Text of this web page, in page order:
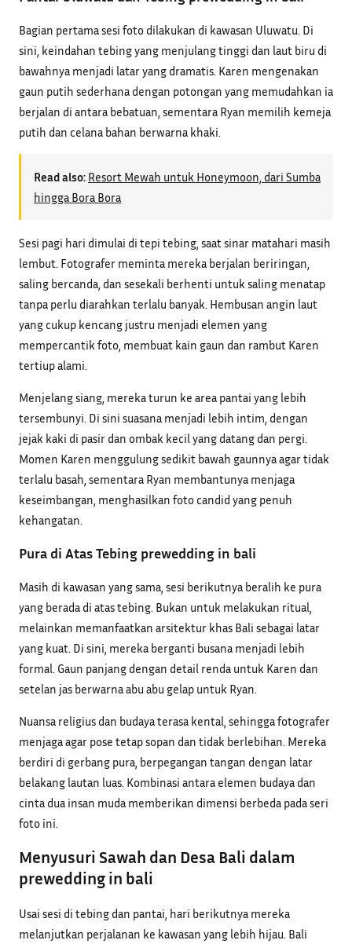
Bagian pertama sesi foto dilakukan di kawasan Uluwatu. Di
sini, keindahan tebing yang menjulang tinggi dan laut biru di
bawahnya menjadi latar yang dramatis. Karen mengenakan
gaun putih sederhana dengan potongan yang memudahkan ia
berjalan di antara bebatuan, sementara Ryan memilih kemeja
putih dan celana bahan berwarna khaki.
Read also: Resort Mewah untuk Honeymoon, dari Sumba
hingga Bora Bora
Sesi pagi hari dimulai di tepi tebing, saat sinar matahari masih
lembut. Fotografer meminta mereka berjalan beriringan,
saling bercanda, dan sesekali berhenti untuk saling menatap
tanpa perlu diarahkan terlalu banyak. Hembusan angin laut
yang cukup kencang justru menjadi elemen yang
mempercantik foto, membuat kain gaun dan rambut Karen
tertiup alami.
Menjelang siang, mereka turun ke area pantai yang lebih
tersembunyi. Di sini suasana menjadi lebih intim, dengan
jejak kaki di pasir dan ombak kecil yang datang dan pergi.
Momen Karen menggulung sedikit bawah gaunnya agar tidak
terlalu basah, sementara Ryan membantunya menjaga
keseimbangan, menghasilkan foto candid yang penuh
kehangatan.
Pura di Atas Tebing prewedding in bali
Masih di kawasan yang sama, sesi berikutnya beralih ke pura
yang berada di atas tebing. Bukan untuk melakukan ritual,
melainkan memanfaatkan arsitektur khas Bali sebagai latar
yang kuat. Di sini, mereka berganti busana menjadi lebih
formal. Gaun panjang dengan detail renda untuk Karen dan
setelan jas berwarna abu abu gelap untuk Ryan.
Nuansa religius dan budaya terasa kental, sehingga fotografer
menjaga agar pose tetap sopan dan tidak berlebihan. Mereka
berdiri di gerbang pura, berpegangan tangan dengan latar
belakang lautan luas. Kombinasi antara elemen budaya dan
cinta dua insan muda memberikan dimensi berbeda pada seri
foto ini.
Menyusuri Sawah dan Desa Bali dalam
prewedding in bali
Usai sesi di tebing dan pantai, hari berikutnya mereka
melanjutkan perjalanan ke kawasan yang lebih hijau. Bali